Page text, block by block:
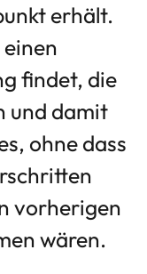
erhält.
findet, die
und damit
ohne dass
vorherigen
wären.